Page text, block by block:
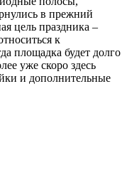
в прежний
цель праздника –
к
площадка будет долго
уже скоро здесь
и дополнительные